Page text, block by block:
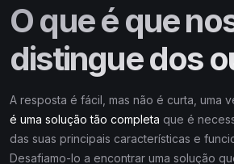
O que é que
distingue dos
A resposta é fácil, mas não é curta, uma
é uma solução tão completa que é
das suas principais características e
Desafiamo-lo a encontrar uma solução